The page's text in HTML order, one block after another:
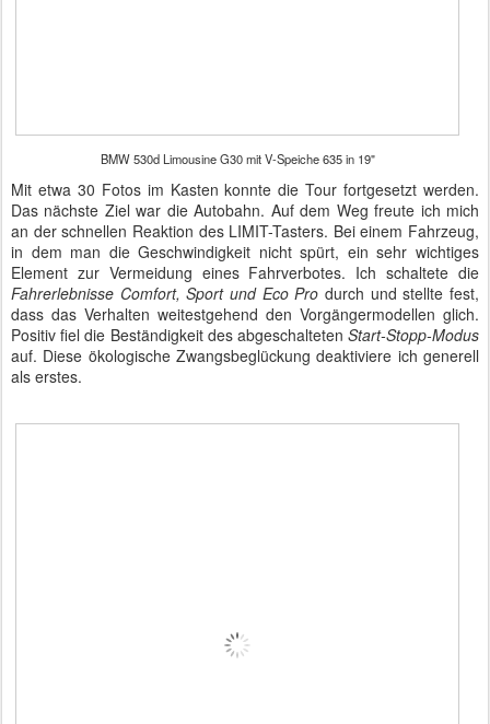
BMW 530d Limousine G30 mit V-Speiche 635 in 19"
Mit etwa 30 Fotos im Kasten konnte die Tour fortgesetzt werden.
Das nächste Ziel war die Autobahn. Auf dem Weg freute ich mich
an der schnellen Reaktion des LIMIT-Tasters. Bei einem Fahrzeug,
in dem man die Geschwindigkeit nicht spürt, ein sehr wichtiges
Element zur Vermeidung eines Fahrverbotes. Ich schaltete die
Fahrerlebnisse Comfort, Sport und Eco Pro durch und stellte fest,
dass das Verhalten weitestgehend den Vorgängermodellen glich.
Positiv fiel die Beständigkeit des abgeschalteten Start-Stopp-Modus
auf. Diese ökologische Zwangsbeglückung deaktiviere ich generell
als erstes.